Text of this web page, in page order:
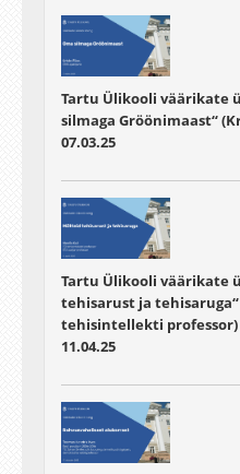
Tartu Ülikooli väärikate
silmaga Gröönimaast“
07.03.25
Tartu Ülikooli väärikate
tehisarust ja tehisaruga“
tehisintellekti professor)
11.04.25